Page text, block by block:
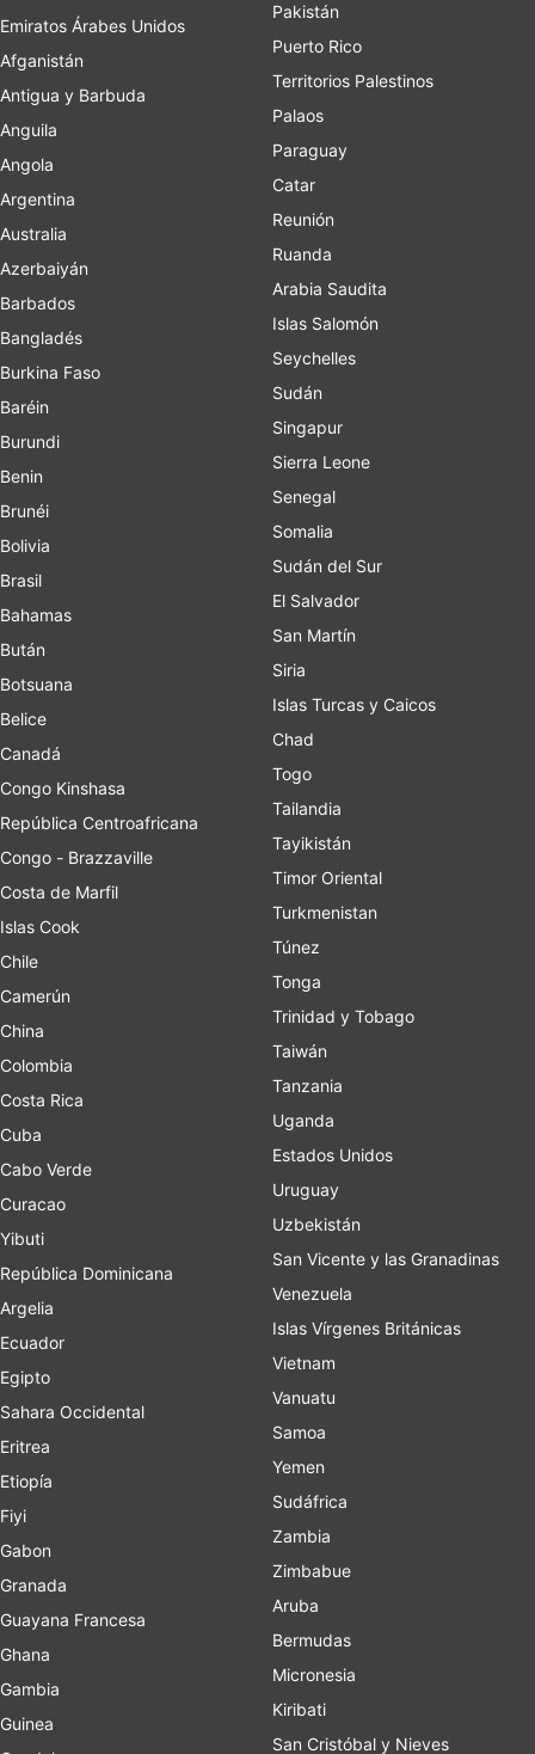
Emiratos Árabes Unidos
Afganistán
Antigua y Barbuda
Anguila
Angola
Argentina
Australia
Azerbaiyán
Barbados
Bangladés
Burkina Faso
Baréin
Burundi
Benin
Brunéi
Bolivia
Brasil
Bahamas
Bután
Botsuana
Belice
Canadá
Congo Kinshasa
República Centroafricana
Congo - Brazzaville
Costa de Marfil
Islas Cook
Chile
Camerún
China
Colombia
Costa Rica
Cuba
Cabo Verde
Curacao
Yibuti
República Dominicana
Argelia
Ecuador
Egipto
Sahara Occidental
Eritrea
Etiopía
Fiyi
Gabon
Granada
Guayana Francesa
Ghana
Gambia
Guinea
Pakistán
Puerto Rico
Territorios Palestinos
Palaos
Paraguay
Catar
Reunión
Ruanda
Arabia Saudita
Islas Salomón
Seychelles
Sudán
Singapur
Sierra Leone
Senegal
Somalia
Sudán del Sur
El Salvador
San Martín
Siria
Islas Turcas y Caicos
Chad
Togo
Tailandia
Tayikistán
Timor Oriental
Turkmenistan
Túnez
Tonga
Trinidad y Tobago
Taiwán
Tanzania
Uganda
Estados Unidos
Uruguay
Uzbekistán
San Vicente y las Granadinas
Venezuela
Islas Vírgenes Británicas
Vietnam
Vanuatu
Samoa
Yemen
Sudáfrica
Zambia
Zimbabue
Aruba
Bermudas
Micronesia
Kiribati
San Cristóbal y Nieves